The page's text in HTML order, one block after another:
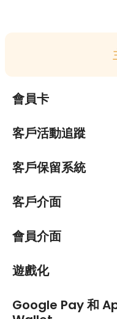
會員卡
客戶活動追蹤
客戶保留系統
客戶介面
會員介面
遊戲化
Google Pay 和